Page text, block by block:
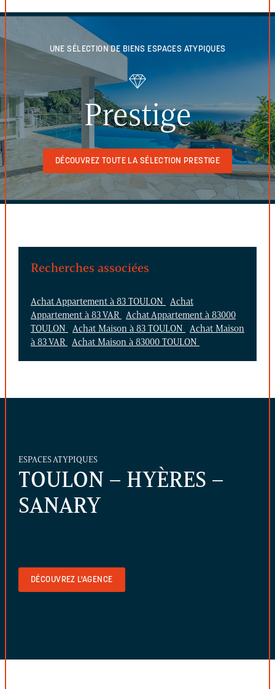
UNE SÉLECTION DE BIENS ESPACES ATYPIQUES
Prestige
DÉCOUVREZ TOUTE LA SÉLECTION PRESTIGE
Recherches associées
Achat Appartement à 83 TOULON
Achat
Appartement à 83 VAR Achat Appartement à 83000
TOULON
Achat Maison à 83 TOULON
Achat Maison
à 83 VAR Achat Maison à 83000 TOULON
ESPACES ATYPIQUES
TOULON – HYÈRES –
SANARY
DÉCOUVREZ L'AGENCE